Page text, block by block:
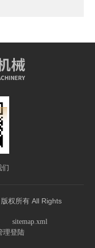
们
权所有 All Rights
sitemap.xml
理登陆